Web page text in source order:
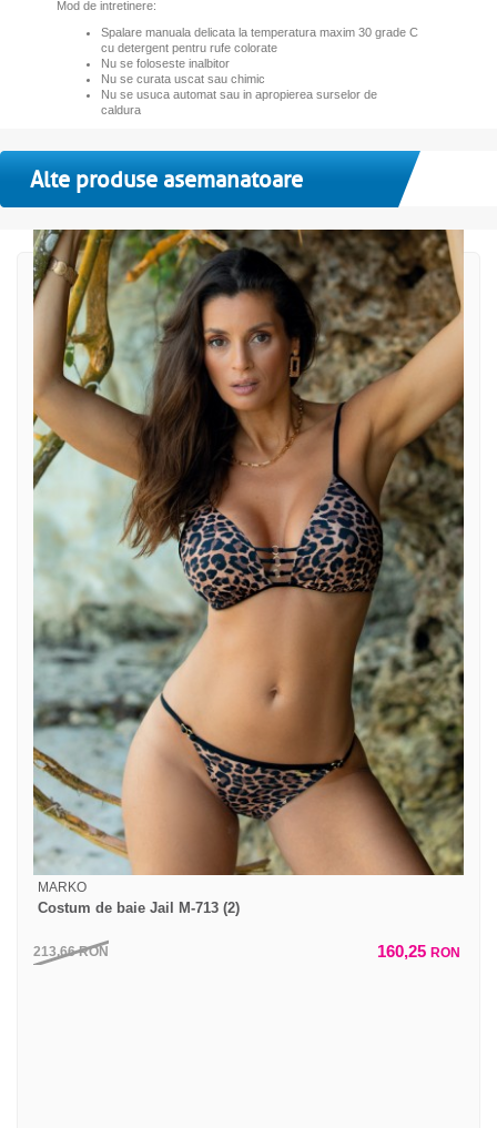
Mod de intretinere:
Spalare manuala delicata la temperatura maxim 30 grade C
cu detergent pentru rufe colorate
Nu se foloseste inalbitor
Nu se curata uscat sau chimic
Nu se usuca automat sau in apropierea surselor de
caldura
Alte produse asemanatoare
MARKO
Costum de baie Jail M-713 (2)
213,66RON 160,25 RON